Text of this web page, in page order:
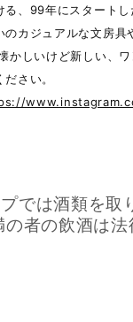
る、99年にスタート
のカジュアルな文房具
かしいけど新しい、
さい。
では酒類を取
者の飲酒は法